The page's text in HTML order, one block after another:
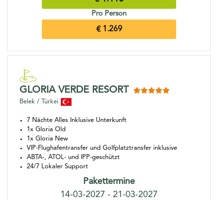
Pro Person
€ 1.269
GLORIA VERDE RESORT
Belek / Türkei
7 Nächte Alles Inklusive Unterkunft
1x Gloria Old
1x Gloria New
VIP-Flughafentransfer und Golfplatztransfer inklusive
ABTA-, ATOL- und IPP-geschützt
24/7 Lokaler Support
Pakettermine
14-03-2027 - 21-03-2027